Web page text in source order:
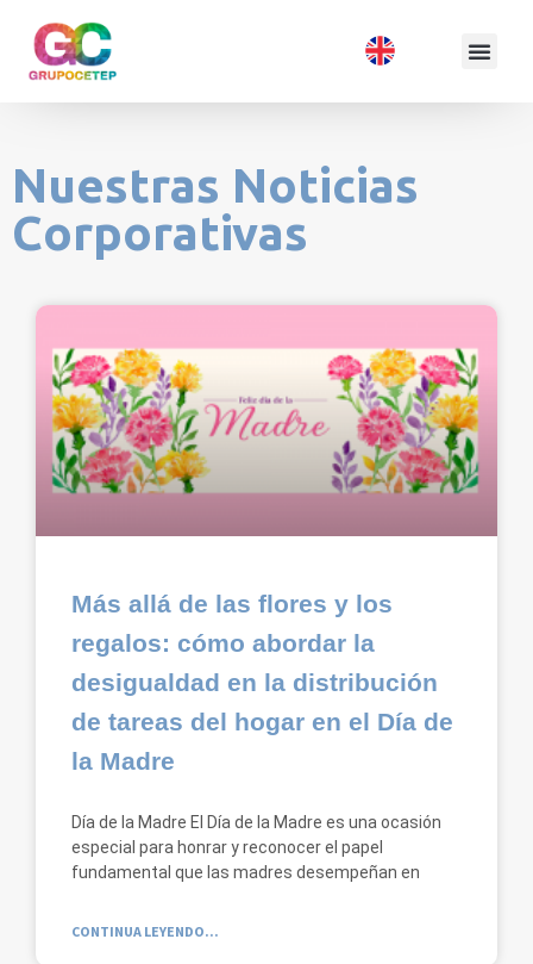
Nuestras Noticias
Corporativas
Más allá de las flores y los
regalos: cómo abordar la
desigualdad en la distribución
de tareas del hogar en el Día de
la Madre
Día de la Madre El Día de la Madre es una ocasión
especial para honrar y reconocer el papel
fundamental que las madres desempeñan en
CONTINUA LEYENDO...